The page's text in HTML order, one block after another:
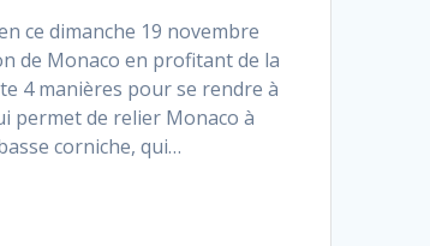
ce dimanche 19 novembre
de Monaco en profitant de la
4 manières pour se rendre à
permet de relier Monaco à
corniche, qui…